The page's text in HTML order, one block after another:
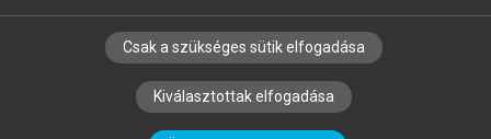
SZERZŐKNEK CÉGEKNEK KÖNYVTÁROSOKNAK
SZERKESZTÉSI ÉS LEKTORÁLÁSI ALAPELVEK
Csak a szükséges sütik elfogadása
Kiválasztottak elfogadása